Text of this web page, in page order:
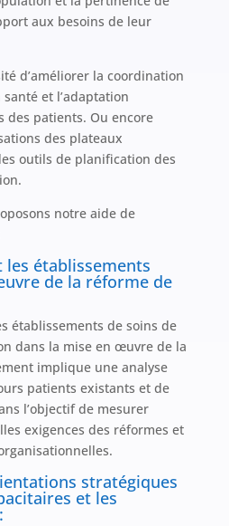
aux besoins de leur
d’améliorer la coordination
et l’adaptation
des patients. Ou encore
des plateaux
outils de planification des
notre aide de
les établissements
de la réforme de
établissements de soins de
dans la mise en œuvre de la
implique une analyse
patients existants et de
l’objectif de mesurer
exigences des réformes et
stratégiques
et les